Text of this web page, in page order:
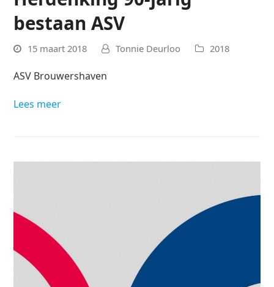
bestaan ASV
15 maart 2018 Tonnie Deurloo 2018
ASV Brouwershaven
Lees meer